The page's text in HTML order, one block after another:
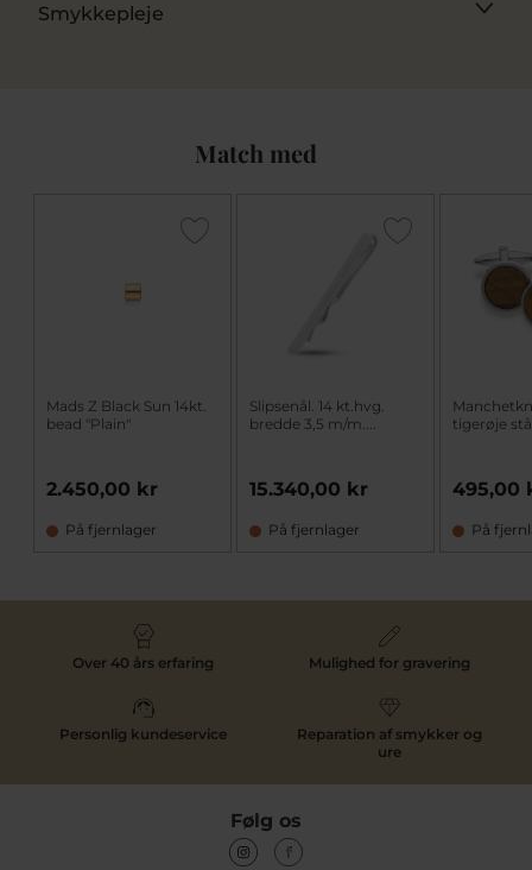
Smykkepleje
Match med
Mads Z Black Sun 14kt.
bead "Plain"
2.450,00 kr
På fjernlager
Slipsenål. 14 kt.hvg.
bredde 3,5 m/m....
15.340,00 kr
På fjernlager
tigerøje
495,00
På
Over 40 års erfaring Mulighed for gravering
Personlig kundeservice
Reparation af smykker og
ure
Følg os